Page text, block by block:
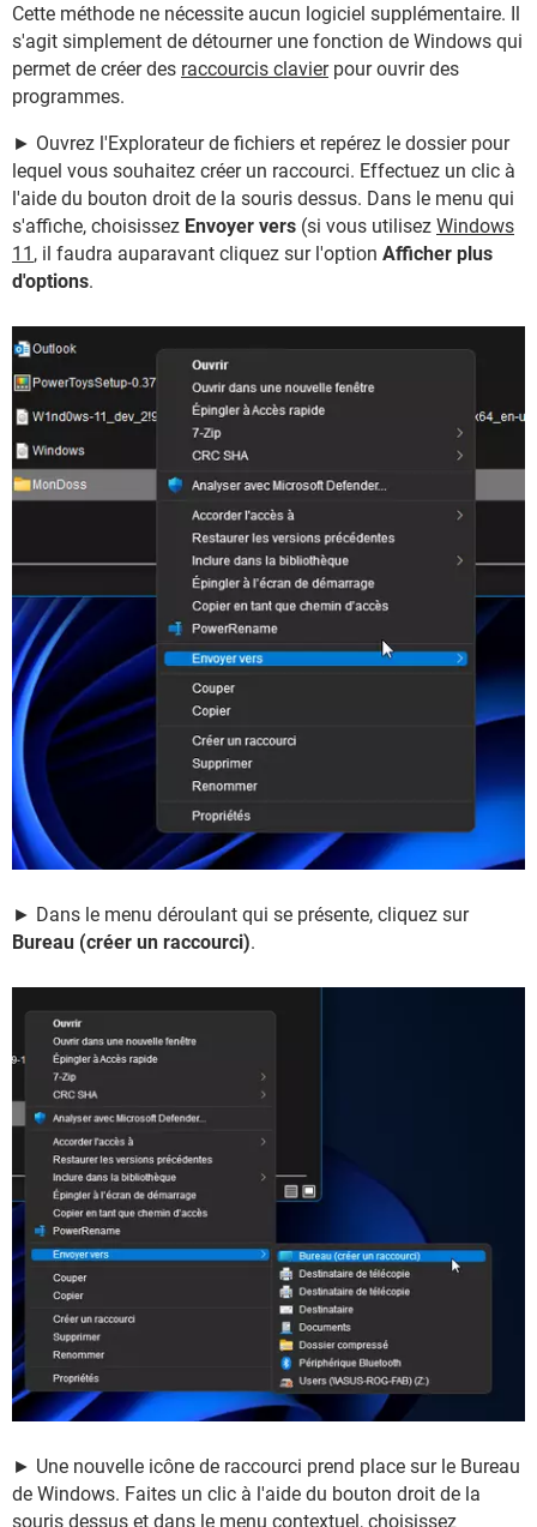
Cette méthode ne nécessite aucun logiciel supplémentaire. Il
s'agit simplement de détourner une fonction de Windows qui
permet de créer des raccourcis clavierpour ouvrir des
programmes.
► Ouvrez l'Explorateur de fichiers et repérez le dossier pour
lequel vous souhaitez créer un raccourci. Effectuez un clic à
l'aide du bouton droit de la souris dessus. Dans le menu qui
s'affiche, choisissez Envoyer vers (si vous utilisez Windows
11 , il faudra auparavant cliquez sur l'option Afficher plus
d'options.
► Dans le menu déroulant qui se présente, cliquez sur
Bureau (créer un raccourci).
► Une nouvelle icône de raccourci prend place sur le Bureau
de Windows. Faites un clic à l'aide du bouton droit de la
souris dessus et dans le menu contextuel, choisissez